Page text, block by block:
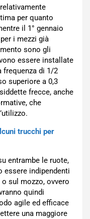
per quanto
il 1° gennaio
i mezzi già
sono gli
essere installate
frequenza di 1/2
superiore a 0,3
frecce, anche
che
trucchi per
entrambe le ruote,
essere indipendenti
sul mozzo, ovvero
quindi
agile ed efficace
una maggiore